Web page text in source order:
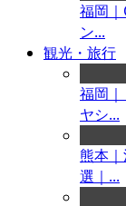
福岡
ン...
観光・旅行
福岡
ヤシ...
熊本
選｜...